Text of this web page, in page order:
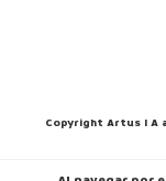
Copyright Artus I A